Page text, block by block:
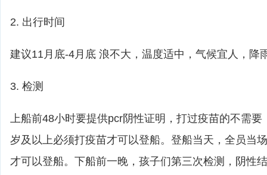
2. 出行时间
建议11月底-4月底 浪不大，温度适中，气候宜人，降
3. 检测
上船前48小时要提供pcr阴性证明，打过疫苗的不需要
岁及以上必须打疫苗才可以登船。登船当天，全员当
才可以登船。下船前一晚，孩子们第三次检测，阴性